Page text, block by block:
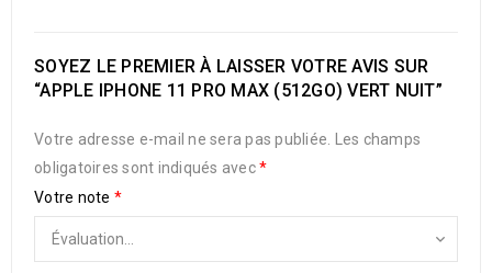
SOYEZ LE PREMIER À LAISSER VOTRE AVIS SUR
“APPLE IPHONE 11 PRO MAX (512GO) VERT NUIT”
Votre adresse e-mail ne sera pas publiée.
Les champs
obligatoires sont indiqués avec*
Votre note *